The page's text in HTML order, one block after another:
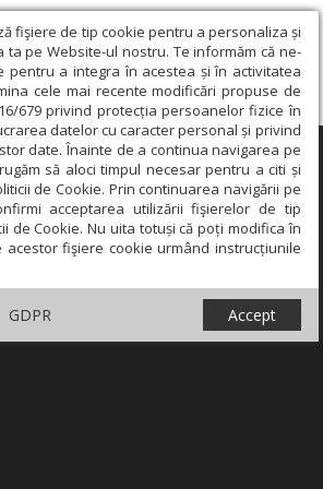
fişiere de tip cookie pentru a personaliza și
pe Website-ul nostru. Te informăm că ne-
pentru a integra în acestea și în activitatea
cele mai recente modificări propuse de
679 privind protecția persoanelor fizice în
datelor cu caracter personal și privind
date. Înainte de a continua navigarea pe
să aloci timpul necesar pentru a citi și
de Cookie. Prin continuarea navigării pe
acceptarea utilizării fişierelor de tip
de Cookie. Nu uita totuși că poți modifica în
acestor fişiere cookie urmând instrucțiunile
GDPR Accept
×